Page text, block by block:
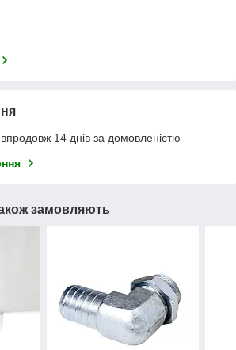
14 днів за домовленістю
замовляють